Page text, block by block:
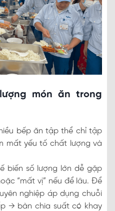
món ăn trong
bếp ăn tập thể chỉ tập
mất yếu tố chất lượng và
biến số lượng lớn dễ gặp
“mất vị” nếu để lâu. Để
nghiệp áp dụng chuỗi
→ bàn chia suất có khay